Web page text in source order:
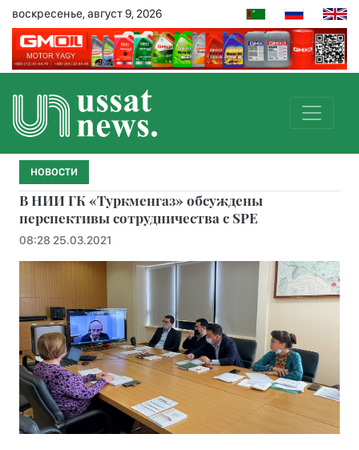
воскресенье, август 9, 2026
НОВОСТИ
В НИИ ГК «Туркменгаз» обсуждены
перспективы сотрудничества с SPE
08:28 25.03.2021